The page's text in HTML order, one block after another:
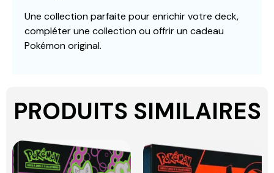
Une collection parfaite pour enrichir votre deck,
compléter une collection ou offrir un cadeau
Pokémon original.
PRODUITS SIMILAIRES